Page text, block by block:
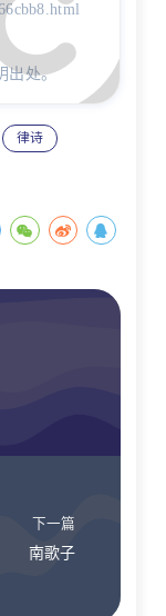
出处。
律诗
下一篇
南歌子